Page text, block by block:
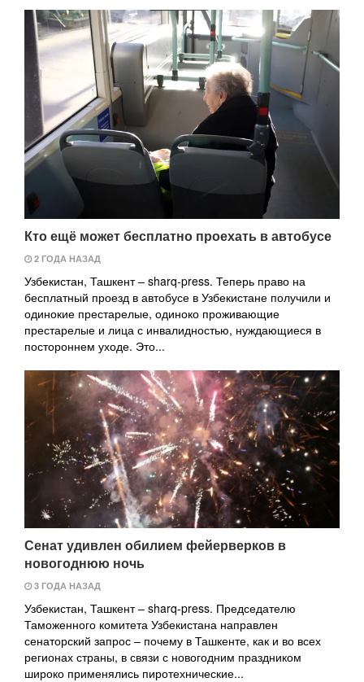
Кто ещё может бесплатно проехать в автобусе
2 ГОДА НАЗАД
Узбекистан, Ташкент – sharq-press. Теперь право на
бесплатный проезд в автобусе в Узбекистане получили и
одинокие престарелые, одиноко проживающие
престарелые и лица с инвалидностью, нуждающиеся в
постороннем уходе. Это...
Сенат удивлен обилием фейерверков в
новогоднюю ночь
3 ГОДА НАЗАД
Узбекистан, Ташкент – sharq-press. Председателю
Таможенного комитета Узбекистана направлен
сенаторский запрос – почему в Ташкенте, как и во всех
регионах страны, в связи с новогодним праздником
широко применялись пиротехнические...